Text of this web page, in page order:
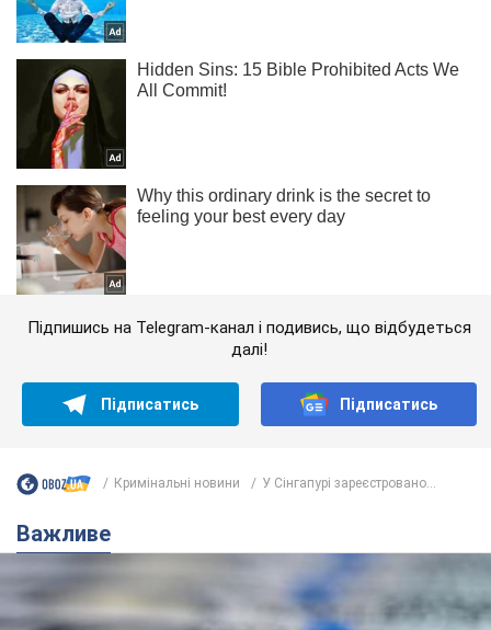
Підпишись на Telegram-канал і подивись, що відбудеться
далі!
Підписатись Підписатись
Кримінальні новини У Сінгапурі зареєстровано...
Важливе